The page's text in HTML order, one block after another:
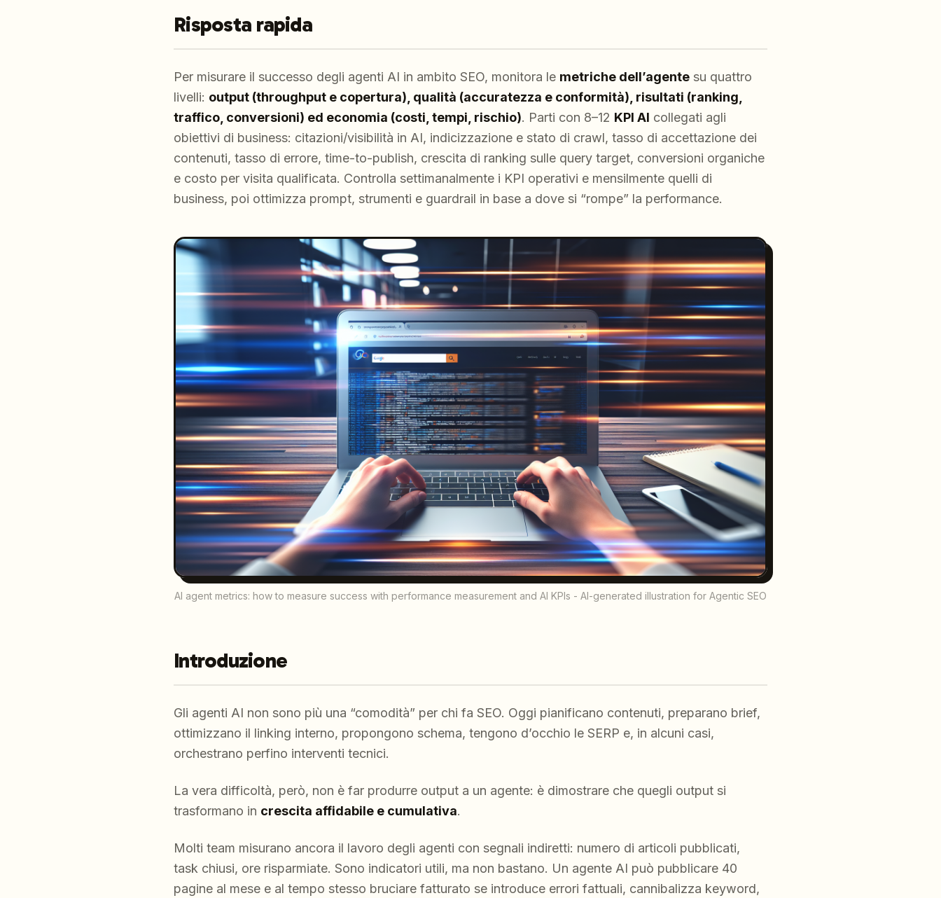
Risposta rapida
Per misurare il successo degli agenti AI in ambito SEO, monitora le metriche dell’agente su quattro
livelli: output (throughput e copertura), qualità (accuratezza e conformità), risultati (ranking,
traffico, conversioni) ed economia (costi, tempi, rischio). Parti con 8–12 KPI AI collegati agli
obiettivi di business: citazioni/visibilità in AI, indicizzazione e stato di crawl, tasso di accettazione dei
contenuti, tasso di errore, time-to-publish, crescita di ranking sulle query target, conversioni organiche
e costo per visita qualificata. Controlla settimanalmente i KPI operativi e mensilmente quelli di
business, poi ottimizza prompt, strumenti e guardrail in base a dove si “rompe” la performance.
AI agent metrics: how to measure success with performance measurement and AI KPIs - AI-generated illustration for Agentic SEO
Introduzione
Gli agenti AI non sono più una “comodità” per chi fa SEO. Oggi pianificano contenuti, preparano brief,
ottimizzano il linking interno, propongono schema, tengono d’occhio le SERP e, in alcuni casi,
orchestrano perfino interventi tecnici.
La vera difficoltà, però, non è far produrre output a un agente: è dimostrare che quegli output si
trasformano in crescita affidabile e cumulativa.
Molti team misurano ancora il lavoro degli agenti con segnali indiretti: numero di articoli pubblicati,
task chiusi, ore risparmiate. Sono indicatori utili, ma non bastano. Un agente AI può pubblicare 40
pagine al mese e al tempo stesso bruciare fatturato se introduce errori fattuali, cannibalizza keyword,